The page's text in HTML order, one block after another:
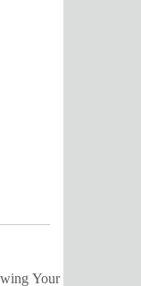
Your